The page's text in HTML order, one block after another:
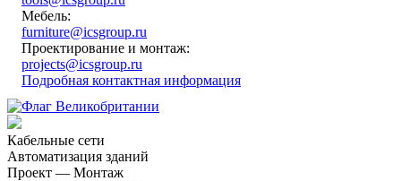
Мебель:
furniture@icsgroup.ru
Проектирование и монтаж:
projects@icsgroup.ru
Подробная контактная информация
Кабельные сети
Автоматизация зданий
Проект — Монтаж